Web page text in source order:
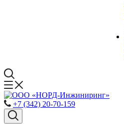
+7 (342) 20-70-159